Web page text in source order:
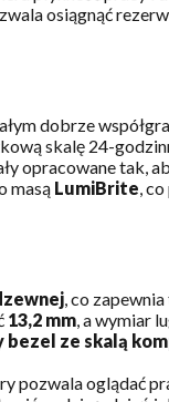
osiągnąć
dobrze
skalę 24-
opracowane tak,
masą LumiBrite,
, co
13,2 mm, a wymiar
ze skalą
pozwala oglądać